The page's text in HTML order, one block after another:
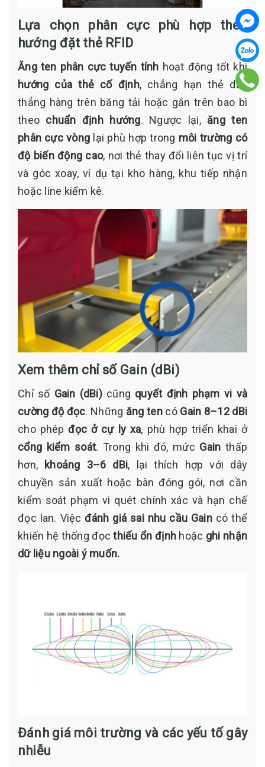
Lựa chọn phân cực phù hợp theo
hướng đặt thẻ RFID
Ăng ten phân cực tuyến tính hoạt động tốt khi
hướng của thẻ cố định, chẳng hạn thẻ dán
thẳng hàng trên băng tải hoặc gắn trên bao bì
theo chuẩn định hướng. Ngược lại, ăng ten
phân cực vòng lại phù hợp trong môi trường có
độ biến động cao, nơi thẻ thay đổi liên tục vị trí
và góc xoay, ví dụ tại kho hàng, khu tiếp nhận
hoặc line kiểm kê.
Xem thêm chỉ số Gain (dBi)
Chỉ số Gain (dBi)cũng quyết định phạm vi và
cường độ đọc. Những ăng tencó Gain 8–12 dBi
cho phépđọc ở cự ly xa, phù hợp triển khai ở
cổng kiểm soát. Trong khi đó, mức Gain thấp
hơn,
khoảng 3–6 dBi, lại thích hợp với dây
chuyền sản xuất hoặc bàn đóng gói, nơi cần
kiểm soát phạm vi quét chính xác và hạn chế
đọc lan. Việcđánh giá sai nhu cầu Gaincó thể
khiến hệ thống đọcthiếu ổn định hoặc ghi nhận
dữ liệu ngoài ý muốn.
Đánh giá môi trường và các yếu tố gây
nhiễu